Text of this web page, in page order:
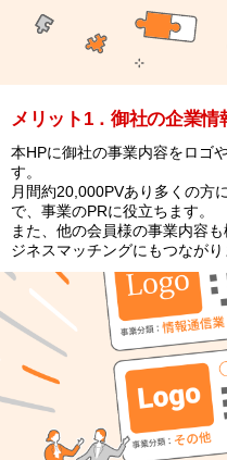
メリット1．御社の企業
本HPに御社の事業内容をロゴ
す。
月間約20,000PVあり多くの方
で、事業のPRに役立ちます。
また、他の会員様の事業内容
ジネスマッチングにもつながり